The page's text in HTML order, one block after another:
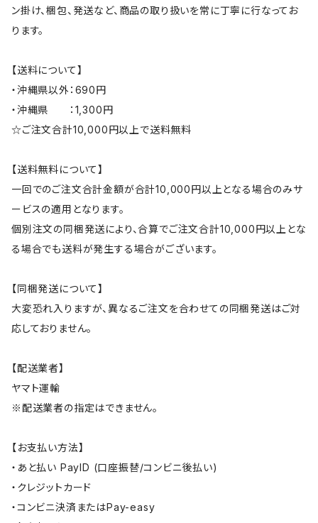
ン掛け、梱包、発送など、商品の取り扱いを常に丁寧に行なってお
ります。
【送料について】
・沖縄県以外：690円
・沖縄県 ：1,300円
☆ご注文合計10,000円以上で送料無料
【送料無料について】
一回でのご注文合計金額が合計10,000円以上となる場合のみサ
ービスの適用となります。
個別注文の同梱発送により、合算でご注文合計10,000円以上とな
る場合でも送料が発生する場合がございます。
【同梱発送について】
大変恐れ入りますが、異なるご注文を合わせての同梱発送はご対
応しておりません。
【配送業者】
ヤマト運輸
※配送業者の指定はできません。
【お支払い方法】
・あと払い PayID (口座振替/コンビニ後払い)
・クレジットカード
・コンビニ決済またはPay-easy